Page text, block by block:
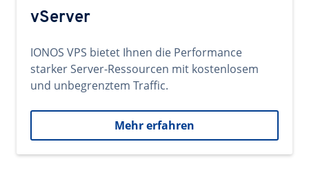
vServer
IONOS VPS bietet Ihnen die Performance
starker Server-Ressourcen mit kostenlosem
und unbegrenztem Traffic.
Mehr erfahren